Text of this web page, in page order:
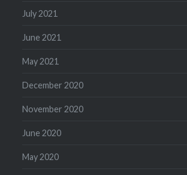
July 2021
June 2021
May 2021
December 2020
November 2020
June 2020
May 2020